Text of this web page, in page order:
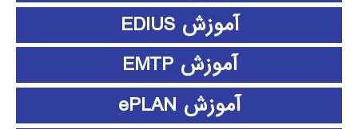
آموزش EDIUS
آموزش EMTP
آموزش ePLAN